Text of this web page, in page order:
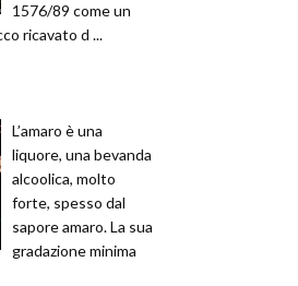
1576/89 come un
ricavato d ...
L’amaro è una
liquore, una bevanda
alcoolica, molto
forte, spesso dal
sapore amaro. La sua
gradazione minima